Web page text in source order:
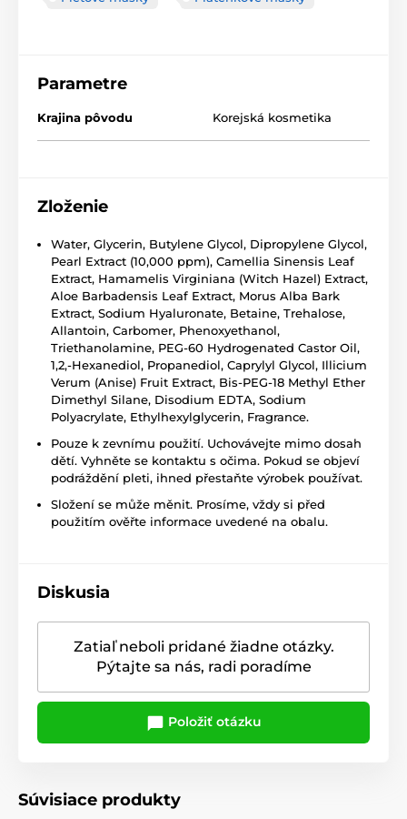
Parametre
Krajina pôvodu Korejská kosmetika
Zloženie
Water, Glycerin, Butylene Glycol, Dipropylene Glycol,
Pearl Extract (10,000 ppm), Camellia Sinensis Leaf
Extract, Hamamelis Virginiana (Witch Hazel) Extract,
Aloe Barbadensis Leaf Extract, Morus Alba Bark
Extract, Sodium Hyaluronate, Betaine, Trehalose,
Allantoin, Carbomer, Phenoxyethanol,
Triethanolamine, PEG-60 Hydrogenated Castor Oil,
1,2,-Hexanediol, Propanediol, Caprylyl Glycol, Illicium
Verum (Anise) Fruit Extract, Bis-PEG-18 Methyl Ether
Dimethyl Silane, Disodium EDTA, Sodium
Polyacrylate, Ethylhexylglycerin, Fragrance.
Pouze k zevnímu použití. Uchovávejte mimo dosah
dětí. Vyhněte se kontaktu s očima. Pokud se objeví
podráždění pleti, ihned přestaňte výrobek používat.
Složení se může měnit. Prosíme, vždy si před
použitím ověřte informace uvedené na obalu.
Diskusia
Zatiaľ neboli pridané žiadne otázky.
Pýtajte sa nás, radi poradíme
Položiť otázku
Súvisiace produkty